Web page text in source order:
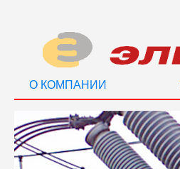
О КОМПАНИИ